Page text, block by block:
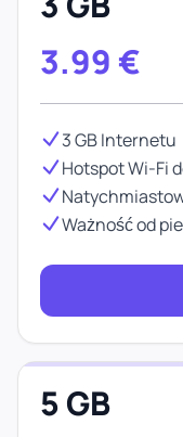
3.99 €
3 GB Internetu
Hotspot Wi-Fi
Ważność od
5 GB